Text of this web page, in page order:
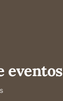
eventos